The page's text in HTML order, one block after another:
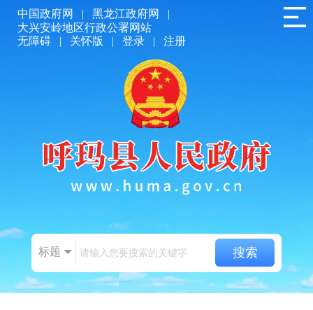
中国政府网 | 黑龙江政府网
|
大兴安岭地区行政公署网站
无障碍
| 关怀版 | 登录 | 注册
标题 搜索